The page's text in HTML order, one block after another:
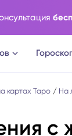
Овен
Телец
картах Таро На
с